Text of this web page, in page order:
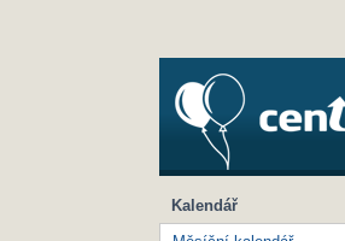
Kalendář